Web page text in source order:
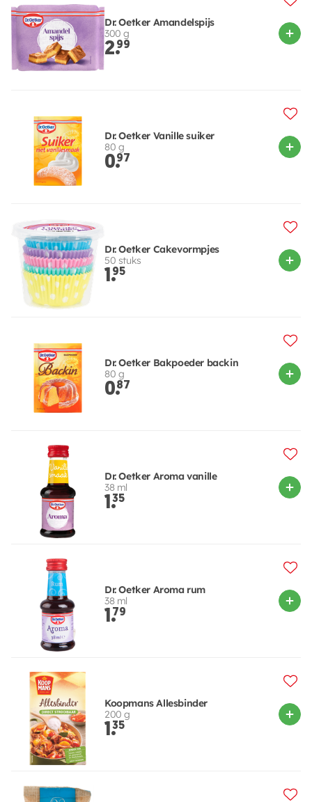
Dr. Oetker Amandelspijs
300 g
2.99
Dr. Oetker Vanille suiker
80 g
0.97
Dr. Oetker Cakevormpjes
50 stuks
1.95
Dr. Oetker Bakpoeder backin
80 g
0.87
Dr. Oetker Aroma vanille
38 ml
1.35
Dr. Oetker Aroma rum
38 ml
1.79
Koopmans Allesbinder
200 g
1.35